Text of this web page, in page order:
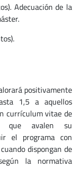
Adecuación de la
positivamente
1,5 a aquellos
currículum vitae de
que avalen su
el programa con
dispongan de
la normativa